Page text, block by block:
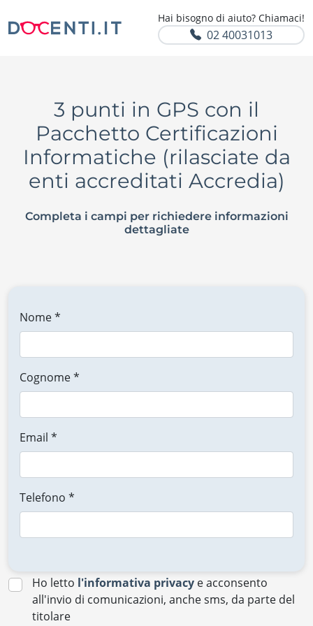
Hai bisogno di aiuto? Chiamaci!
02 40031013
3 punti in GPS con il
Pacchetto Certificazioni
Informatiche (rilasciate da
enti accreditati Accredia)
Completa i campi per richiedere informazioni
dettagliate
Nome *
Cognome *
Email *
Telefono *
Ho letto l'informativa privacy e acconsento
all'invio di comunicazioni, anche sms, da parte del
titolare